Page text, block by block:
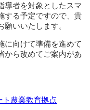
導者を対象としたスマ
する予定ですので、貴
いいたします。
向けて準備を進めて
から改めてご案内があ
ト農業教育拠点